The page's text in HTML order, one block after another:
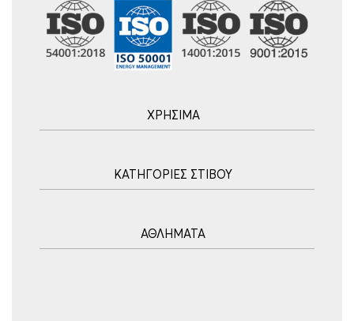
ΧΡΗΣΙΜΑ
Τρόποι Πληρωμής
ΚΑΤΗΓΟΡΙΕΣ ΣΤΙΒΟΥ
ΑΘΛΗΜΑΤΑ